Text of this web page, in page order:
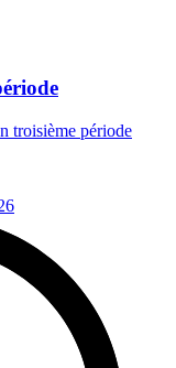
troisième période